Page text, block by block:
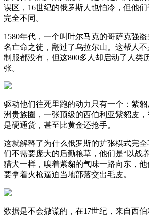
误区，16世纪的俄罗斯人也怕冷，但他
完全不同。
1580年代，一个叫叶尔马克的哥萨克强
名亡命之徒，翻过了乌拉尔山。这帮人
制服都没有，但这800多人却启动了人类
张。
驱动他们往死里跑的动力只有一个：紫
洲贵族圈，一张顶级的西伯利亚紫貂皮，
是硬通货，甚至比黄金还抢手。
这就解释了为什么俄罗斯的扩张模式完
们不需要庞大的后勤粮草，他们是“以战
猎犬一样，嗅着紫貂的气味一路向东，
要拿着火枪逼迫当地部落交出毛皮。
数据是不会撒谎的，在17世纪，来自西